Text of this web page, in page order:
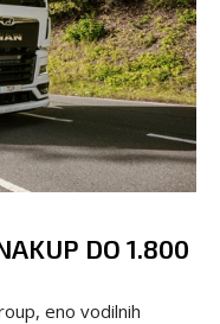
DO 1.800
eno vodilnih